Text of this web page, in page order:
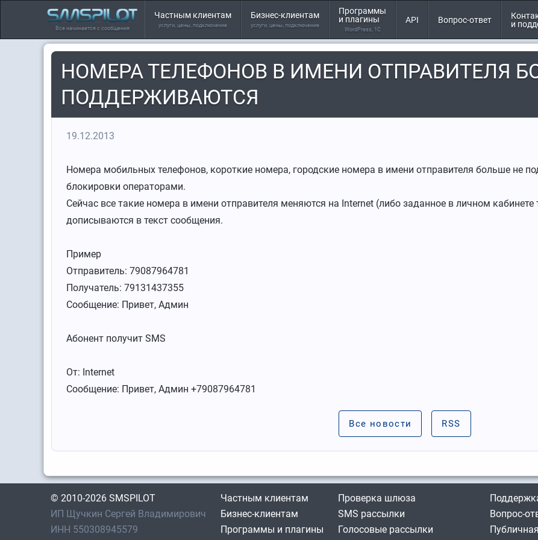
Все начинается с сообщения
Частным клиентам
услуги, цены, подключение
Бизнес-клиентам
услуги, цены, подключение
Программы
и плагины
WordPress, 1С
API Вопрос-ответ
и
НОМЕРА ТЕЛЕФОНОВ В ИМЕНИ ОТПРАВИТЕЛЯ
ПОДДЕРЖИВАЮТСЯ
19.12.2013
Номера мобильных телефонов, короткие номера, городские номера в имени отправителя больше не
блокировки операторами.
Сейчас все такие номера в имени отправителя меняются на Internet (либо заданное в личном
дописываются в текст сообщения.
Пример
Отправитель: 79087964781
Получатель: 79131437355
Сообщение: Привет, Админ
Абонент получит SMS
От: Internet
Сообщение: Привет, Админ +79087964781
Все новости RSS
© 2010-2026 SMSPILOT
ИП Щучкин Сергей Владимирович
ИНН 550308945579
Частным клиентам
Бизнес-клиентам
Программы и плагины
Проверка шлюза
SMS рассылки
Голосовые рассылки
Вопрос-